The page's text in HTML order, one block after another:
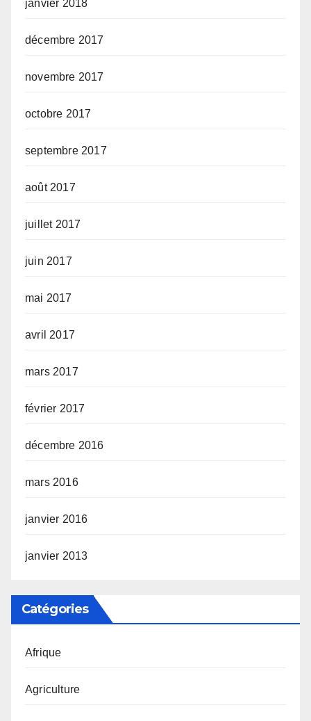
janvier 2018
décembre 2017
novembre 2017
octobre 2017
septembre 2017
août 2017
juillet 2017
juin 2017
mai 2017
avril 2017
mars 2017
février 2017
décembre 2016
mars 2016
janvier 2016
janvier 2013
Catégories
Afrique
Agriculture